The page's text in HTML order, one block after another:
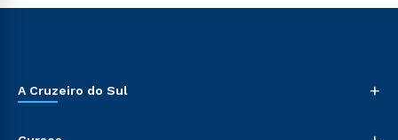
A Cruzeiro do Sul +